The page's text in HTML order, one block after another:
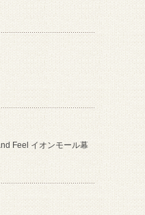
Feel イオンモール幕